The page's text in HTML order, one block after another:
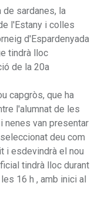
de sardanes, la
l'Estany i colles
d'Espardenyada
tindrà lloc
de la 20a
capgròs, que ha
l'alumnat de les
van presentar
deu com
i esdevindrà el nou
tindrà lloc durant
16 h , amb inici al